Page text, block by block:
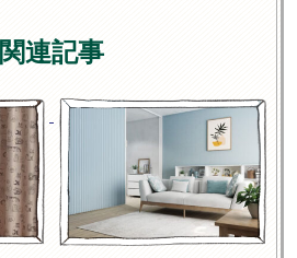
関連記事